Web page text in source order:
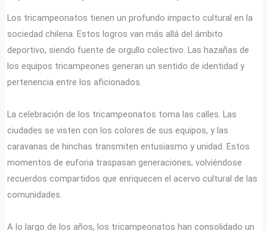
Los tricampeonatos tienen un profundo impacto cultural en la
sociedad chilena. Estos logros van más allá del ámbito
deportivo, siendo fuente de orgullo colectivo. Las hazañas de
los equipos tricampeones generan un sentido de identidad y
pertenencia entre los aficionados.
La celebración de los tricampeonatos toma las calles. Las
ciudades se visten con los colores de sus equipos, y las
caravanas de hinchas transmiten entusiasmo y unidad. Estos
momentos de euforia traspasan generaciones, volviéndose
recuerdos compartidos que enriquecen el acervo cultural de las
comunidades.
A lo largo de los años, los tricampeonatos han consolidado un